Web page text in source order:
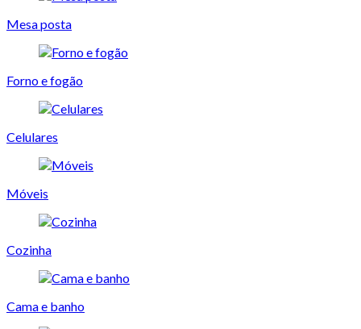
Mesa posta
Forno e fogão
Celulares
Móveis
Cozinha
Cama e banho